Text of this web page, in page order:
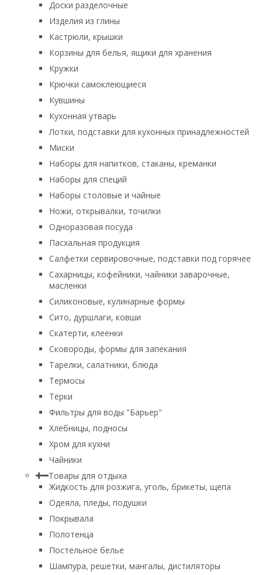
Доски разделочные
Изделия из глины
Кастрюли, крышки
Корзины для белья, ящики для хранения
Кружки
Крючки самоклеющиеся
Кувшины
Кухонная утварь
Лотки, подставки для кухонных принадлежностей
Миски
Наборы для напитков, стаканы, креманки
Наборы для специй
Наборы столовые и чайные
Ножи, открывалки, точилки
Одноразовая посуда
Пасхальная продукция
Салфетки сервировочные, подставки под горячее
Сахарницы, кофейники, чайники заварочные,
масленки
Силиконовые, кулинарные формы
Сито, дуршлаги, ковши
Скатерти, клеенки
Сковороды, формы для запекания
Тарелки, салатники, блюда
Термосы
Тёрки
Фильтры для воды "Барьер"
Хлебницы, подносы
Хром для кухни
Чайники
Товары для отдыха
Жидкость для розжига, уголь, брикеты, щепа
Одеяла, пледы, подушки
Покрывала
Полотенца
Постельное белье
Шампура, решетки, мангалы, дистиляторы